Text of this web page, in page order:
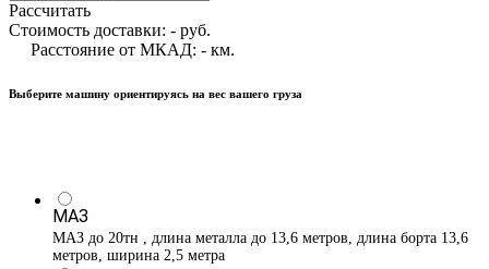
Рассчитать
Стоимость доставки: - руб.
Расстояние от МКАД: - км.
Выберите машину ориентируясь на вес вашего груза
МАЗ
МАЗ до 20тн , длина металла до 13,6 метров, длина борта 13,6
метров, ширина 2,5 метра